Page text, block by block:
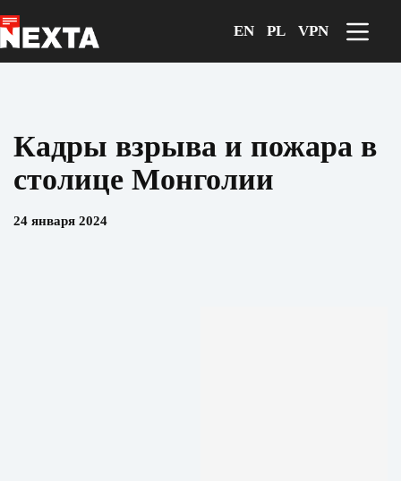
к
сути
EN PL VPN
Кадры взрыва и пожара в
столице Монголии
24 января 2024